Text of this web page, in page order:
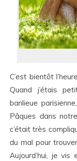
C’est bientôt
Quand j’étais
banlieue
Pâques dans
c’était très
du mal pour
Aujourd’hui, je